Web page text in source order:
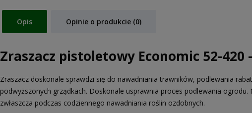
Opis Opinie o produkcie (0)
Zraszacz pistoletowy Economic 52-420 -
Zraszacz doskonale sprawdzi się do nawadniania trawników, podlewania
podwyższonych grządkach. Doskonale usprawnia proces podlewania
zwłaszcza podczas codziennego nawadniania roślin ozdobnych.